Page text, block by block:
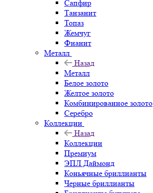
Сапфир
Танзанит
Топаз
Жемчуг
Фианит
Металл
Назад
Металл
Белое золото
Желтое золото
Комбинированное золото
Серебро
Коллекции
Назад
Коллекции
Премиум
ЭПЛ Даймонд
Коньячные бриллианты
Черные бриллианты